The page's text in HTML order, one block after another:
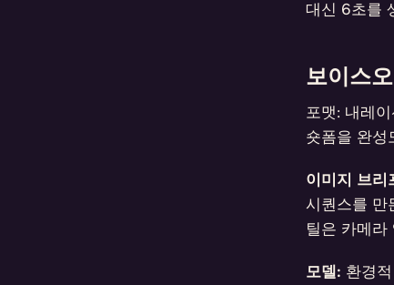
대신 6초를
보이스
포맷: 내레
숏폼을 완성
이미지 브리
시퀀스를 만
틸은 카메라
모델: 환경